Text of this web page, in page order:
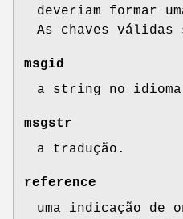
deveriam formar
As chaves válidas
msgid
a string no
msgstr
a tradução.
reference
uma indicação de